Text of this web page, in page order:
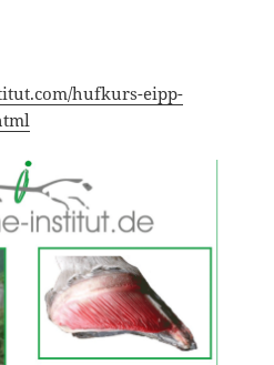
hufkurs-eipp-